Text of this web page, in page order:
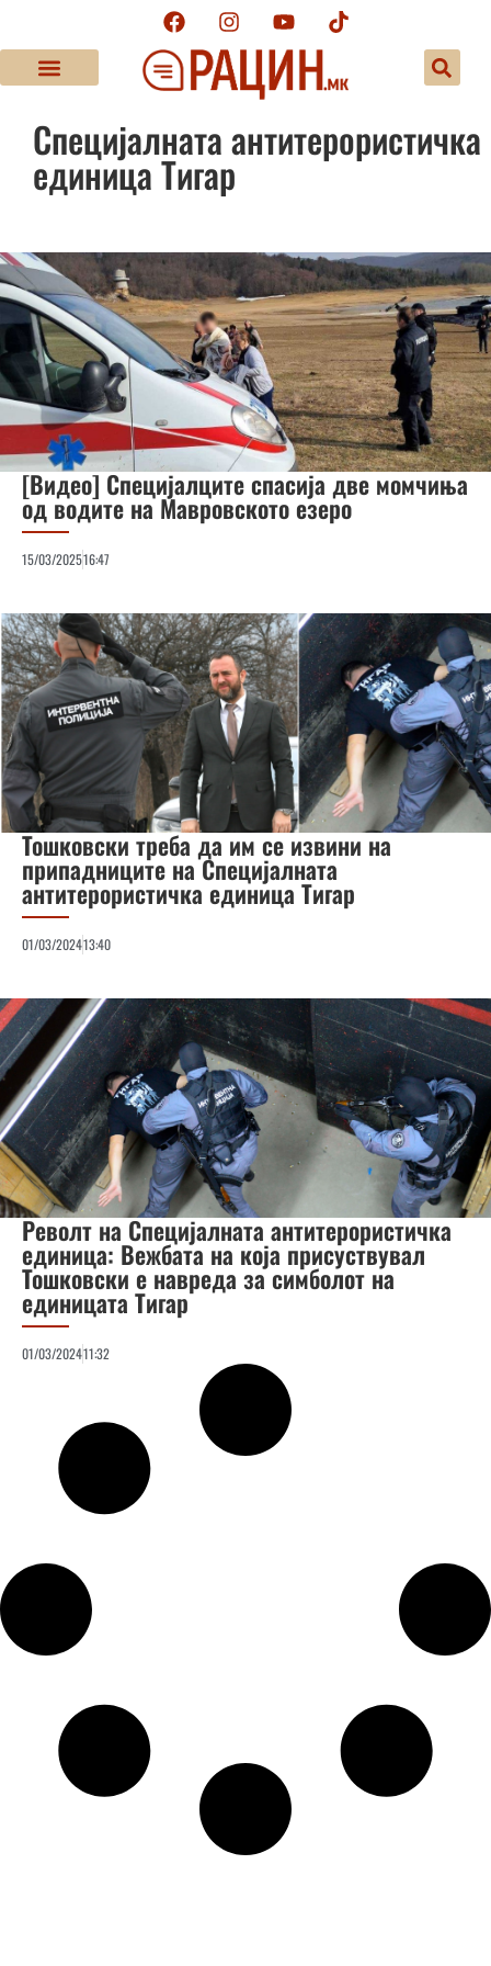
Специјалната антитерористичка
единица Тигар
[Видео] Специјалците спасија две момчиња
од водите на Мавровското езеро
15/03/202516:47
Тошковски треба да им се извини на
припадниците на Специјалната
антитерористичка единица Тигар
01/03/202413:40
Револт на Специјалната антитерористичка
единица: Вежбата на која присуствувал
Тошковски е навреда за симболот на
единицата Тигар
01/03/202411:32